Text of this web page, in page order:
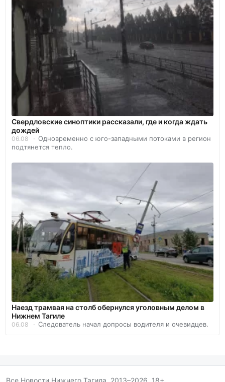
Свердловские синоптики рассказали, где и когда ждать
дождей
06.08
Одновременно с юго-западными потоками в регион
подтянется тепло.
Наезд трамвая на столб обернулся уголовным делом в
Нижнем Тагиле
06.08 Следователь начал допросы водителя и очевидцев.
Все Новости Нижнего Тагила, 2013–2026. 18+